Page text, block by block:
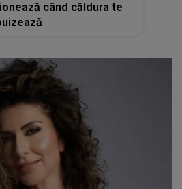
când căldura te